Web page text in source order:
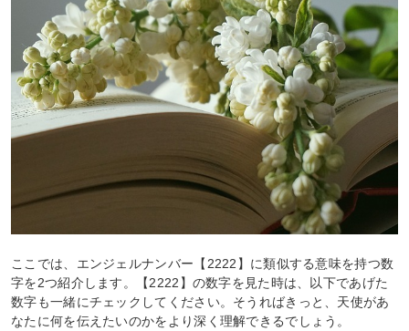
ここでは、エンジェルナンバー【2222】に類似する意味を持つ数
字を2つ紹介します。【2222】の数字を見た時は、以下であげた
数字も一緒にチェックしてください。そうればきっと、天使があ
なたに何を伝えたいのかをより深く理解できるでしょう。